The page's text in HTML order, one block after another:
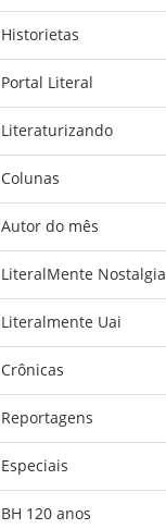
Historietas
Portal Literal
Literaturizando
Colunas
Autor do mês
LiteralMente Nostalgia
Literalmente Uai
Crônicas
Reportagens
Especiais
BH 120 anos